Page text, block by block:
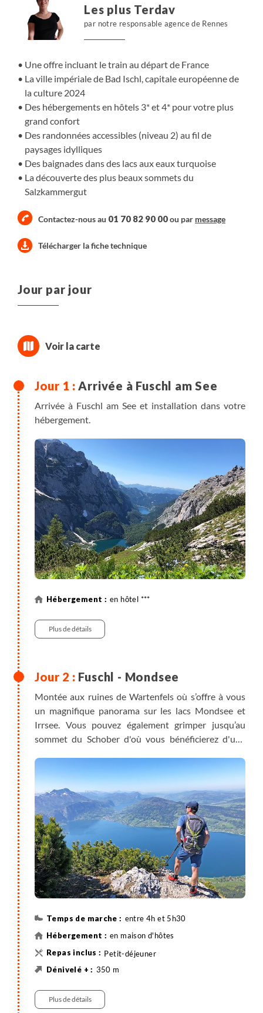
Les plus Terdav
par notre responsable agence de Rennes
Une offre incluant le train au départ de France
La ville impériale de Bad Ischl, capitale européenne de
la culture 2024
Des hébergements en hôtels 3* et 4* pour votre plus
grand confort
Des randonnées accessibles (niveau 2) au fil de
paysages idylliques
Des baignades dans des lacs aux eaux turquoise
La découverte des plus beaux sommets du
Salzkammergut
Contactez-nous au 01 70 82 90 00ou par message
Télécharger la fiche technique
Jour par jour
Arrivée à Fuschl am See
Arrivée à Fuschl am See et installation dans votre
hébergement.
en hôtel ***
Plus de détails
Fuschl - Mondsee
Montée aux ruines de Wartenfels où s’offre à vous
un magnifique panorama sur les lacs Mondsee et
Irrsee. Vous pouvez également grimper jusqu’au
sommet du Schober d'où vous bénéficierez d'une
Osterhorngruppe. Vous empruntez ensuite la route
en direction de la vallée jusqu’à Mondsee.
entre 4h et 5h30
en maison d'hôtes
Petit-déjeuner
350 m
Plus de détails